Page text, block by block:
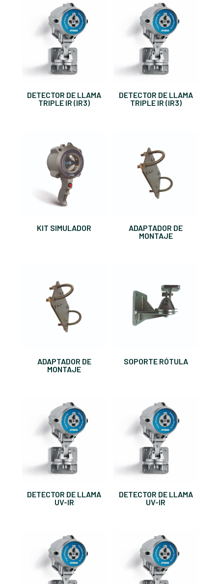
DETECTOR DE LLAMA
TRIPLE IR (IR3)
DETECTOR DE LLAMA
TRIPLE IR (IR3)
KIT SIMULADOR
ADAPTADOR DE
MONTAJE
ADAPTADOR DE
MONTAJE
SOPORTE RÓTULA
DETECTOR DE LLAMA
UV-IR
DETECTOR DE LLAMA
UV-IR